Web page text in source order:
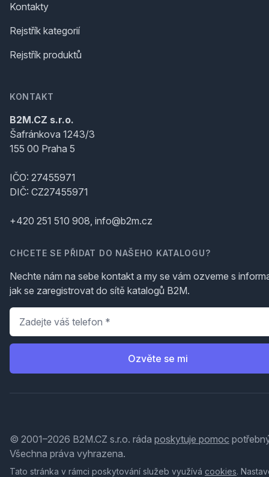
Kontakty
Rejstřík kategorií
Rejstřík produktů
KONTAKT
B2M.CZ s.r.o.
Šafránkova 1243/3
155 00 Praha 5
IČO: 27455971
DIČ: CZ27455971
+420 251 510 908, info@b2m.cz
CHCETE SE PŘIDAT DO NAŠEHO KATALOGU?
Nechte nám na sebe kontakt a my se vám ozveme s
jak se zaregistrovat do sítě katalogů B2M.
Telefon
Ozvěte se mi
© 2001–2026 B2M.CZ s.r.o. ráda poskytuje pomoc
Všechna práva vyhrazena.
Tato stránka v rámci poskytování služeb využívá cookies.